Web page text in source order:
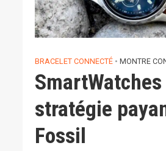
BRACELET CONNECTÉ • MONTRE
stratégie
Fossil